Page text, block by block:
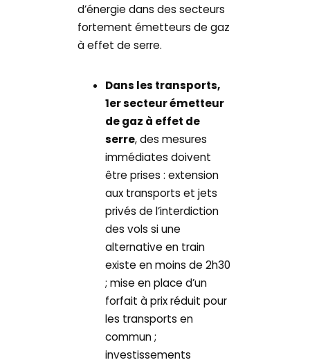
d’énergie dans des secteurs
fortement émetteurs de gaz
à effet de serre.
Dans les transports,
1er secteur émetteur
de gaz à effet de
serre, des mesures
immédiates doivent
être prises : extension
aux transports et jets
privés de l’interdiction
des vols si une
alternative en train
existe en moins de 2h30
; mise en place d’un
forfait à prix réduit pour
les transports en
commun ;
investissements